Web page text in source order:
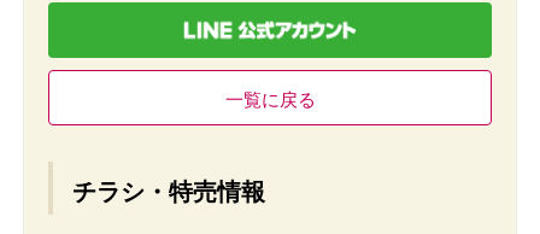
一覧に戻る
チラシ・特売情報